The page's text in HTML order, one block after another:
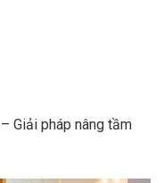
Giải pháp nâng tầm